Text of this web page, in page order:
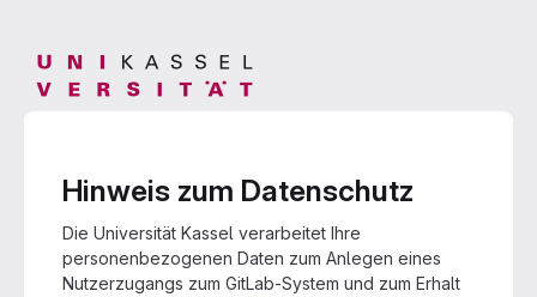
Hinweis zum Datenschutz
Die Universität Kassel verarbeitet Ihre
personenbezogenen Daten zum Anlegen eines
Nutzerzugangs zum GitLab-System und zum Erhalt